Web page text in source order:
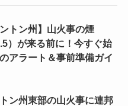
ントン州】山火事の煙
）が来る前に！今すぐ始
アラート＆事前準備ガイ
ン州東部の山火事に連邦